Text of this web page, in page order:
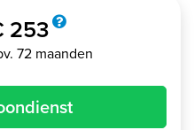
253
72 maanden